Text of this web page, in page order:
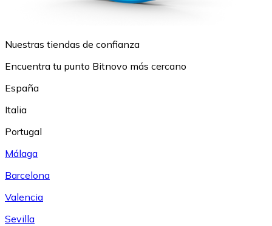
Nuestras tiendas de confianza
Encuentra tu punto Bitnovo más cercano
España
Italia
Portugal
Málaga
Barcelona
Valencia
Sevilla